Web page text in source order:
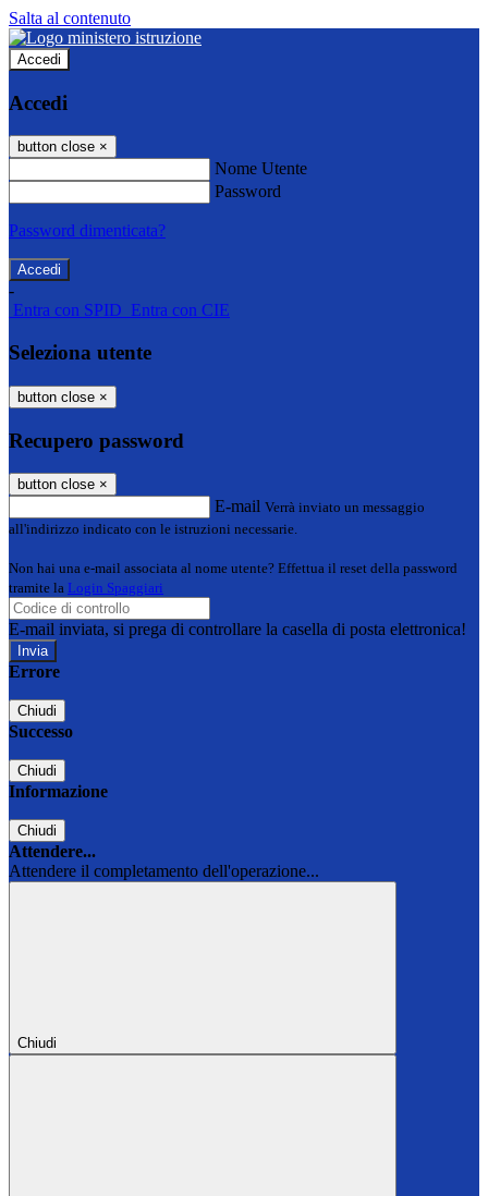
Salta al contenuto
Accedi
Accedi
button close ×
Nome Utente
Password
Password dimenticata?
-
Entra con SPID Entra con CIE
Seleziona utente
button close ×
Recupero password
button close ×
E-mail Verrà inviato un messaggio
all'indirizzo indicato con le istruzioni necessarie.
Non hai una e-mail associata al nome utente? Effettua il reset della password
tramite la Login Spaggiari
E-mail inviata, si prega di controllare la casella di posta elettronica!
Errore
Chiudi
Successo
Chiudi
Informazione
Chiudi
Attendere...
Attendere il completamento dell'operazione...
Chiudi